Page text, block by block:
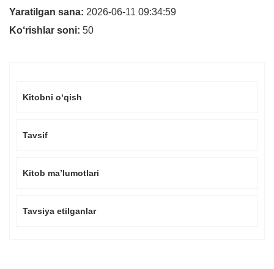
Yaratilgan sana: 2026-06-11 09:34:59
Ko‘rishlar soni: 50
Kitobni o‘qish
Tavsif
Kitob ma’lumotlari
Tavsiya etilganlar